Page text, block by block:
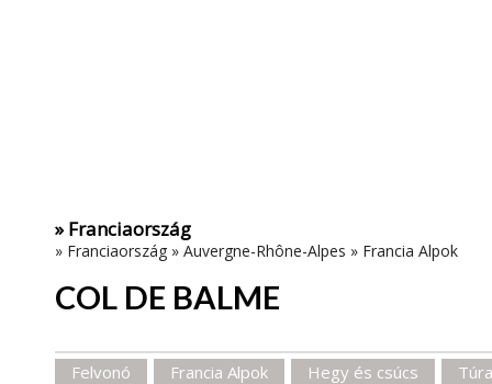
» Franciaország
» Franciaország » Auvergne-Rhône-Alpes » Francia Alpok
COL DE BALME
Felvonó Francia Alpok Hegy és csúcs Túra